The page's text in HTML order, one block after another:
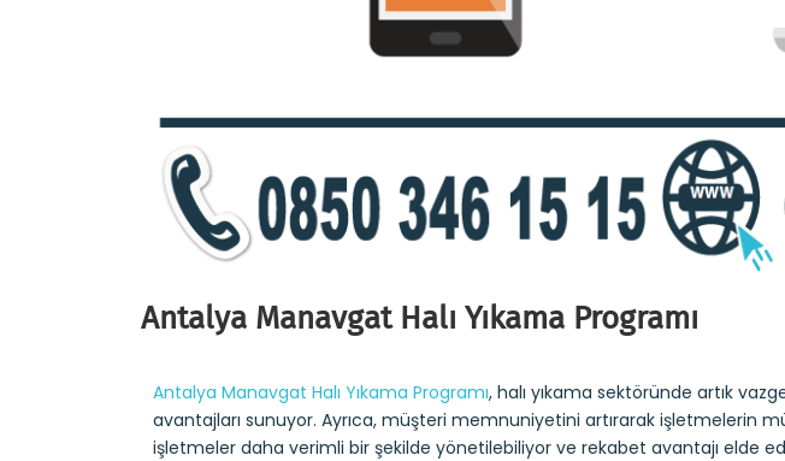
Antalya Manavgat Halı Yıkama Programı
Antalya Manavgat Halı Yıkama Programı, halı yıkama sektöründe artık
avantajları sunuyor. Ayrıca, müşteri memnuniyetini artırarak işletmelerin
işletmeler daha verimli bir şekilde yönetilebiliyor ve rekabet avantajı elde